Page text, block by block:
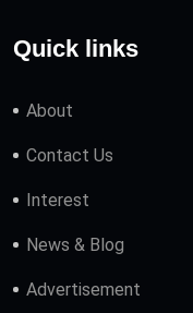
Quick links
About
Contact Us
Interest
News & Blog
Advertisement